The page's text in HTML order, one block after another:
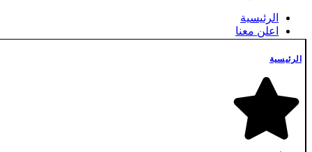
الرئيسية
الرئيسية
اعلن معنا
الدفع
المدونة
تسجيل الدخول
تواصل معنا
جميع الموارد